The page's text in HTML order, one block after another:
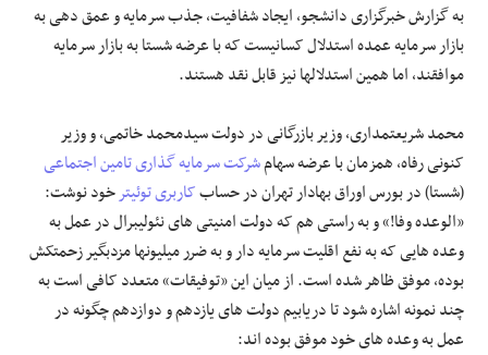
فرهنگی و هنری
مقالات
به گزارش خبرگزاری دانشجو، ایجاد شفافیت، جذب سرمایه و عمق دهی به
بازار سرمایه عمده استدلال کسانیست که با عرضه شستا به بازار سرمایه
موافقند، اما همین استدلالها نیز قابل نقد هستند.
محمد شریعتمداری، وزیر بازرگانی در دولت سیدمحمد خاتمی، و وزیر
کنونی رفاه، همزمان با عرضه سهامشرکت سرمایه گذاری تامین اجتماعی
(شستا) در بورس اوراق بهادار تهران در حسابکاربریتوئیترخود نوشت:
«الوعده وفا!» و به راستی هم که دولت امنیتی های نئولیبرال در عمل به
وعده هایی که به نفع اقلیت سرمایه دار و به ضرر میلیونها مزدبگیر زحمتکش
بوده، موفق ظاهر شده است. از میان این «توفیقات» متعدد کافی است به
چند نمونه اشاره شود تا دریابیم دولت های یازدهم و دوازدهم چگونه در
عمل به وعده های خود موفق بوده اند: